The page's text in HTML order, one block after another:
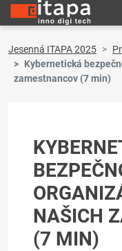
Jesenná ITAPA 2025
Kybernetická
zamestnancov (7 min)
NAŠICH
(7 MIN)